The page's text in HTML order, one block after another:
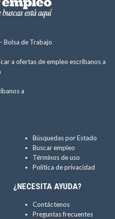
Bolsa de Trabajo
a ofertas de empleo escríbanos a
a
Búsquedas por Estado
Buscar empleo
Términos de uso
Política de privacidad
¿NECESITA AYUDA?
Contáctenos
Preguntas frecuentes